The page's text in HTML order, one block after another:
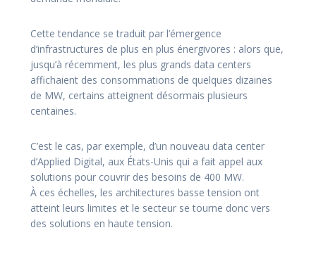
Cette tendance se traduit par l’émergence
d’infrastructures de plus en plus énergivores : alors que,
jusqu’à récemment, les plus grands data centers
affichaient des consommations de quelques dizaines
de MW, certains atteignent désormais plusieurs
centaines.
C’est le cas, par exemple, d’un nouveau data center
d’Applied Digital, aux États-Unis qui a fait appel aux
solutions pour couvrir des besoins de 400 MW.
À ces échelles, les architectures basse tension ont
atteint leurs limites et le secteur se tourne donc vers
des solutions en haute tension.